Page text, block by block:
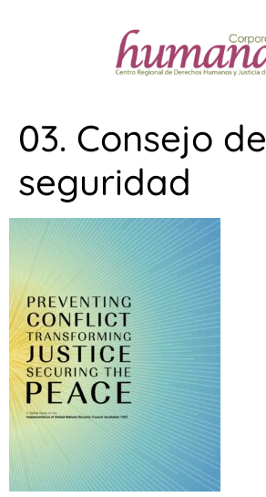
03. Consejo de
seguridad